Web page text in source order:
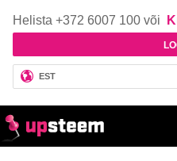
Helista +372 6007 100 või
EST